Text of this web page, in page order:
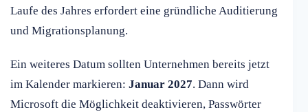
Laufe des Jahres erfordert eine gründliche Auditierung
und Migrationsplanung.
Ein weiteres Datum sollten Unternehmen bereits jetzt
im Kalender markieren: Januar 2027. Dann wird
Microsoft die Möglichkeit deaktivieren, Passwörter